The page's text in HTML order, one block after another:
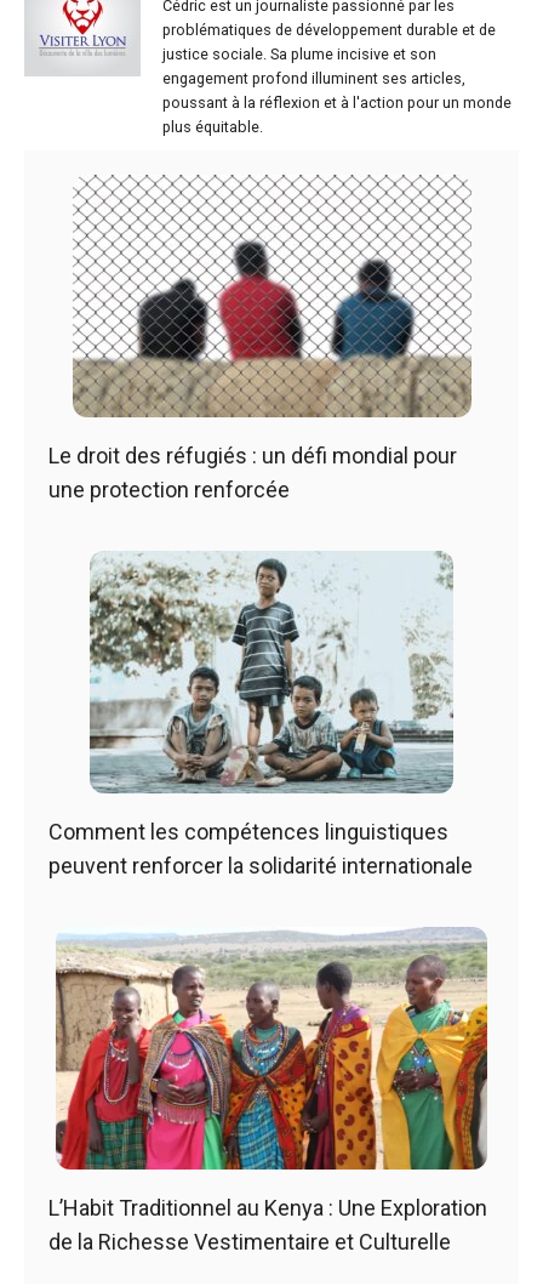
Cédric est un journaliste passionné par les
problématiques de développement durable et de
justice sociale. Sa plume incisive et son
engagement profond illuminent ses articles,
poussant à la réflexion et à l'action pour un monde
plus équitable.
Le droit des réfugiés : un défi mondial pour
une protection renforcée
Comment les compétences linguistiques
peuvent renforcer la solidarité internationale
L’Habit Traditionnel au Kenya : Une Exploration
de la Richesse Vestimentaire et Culturelle